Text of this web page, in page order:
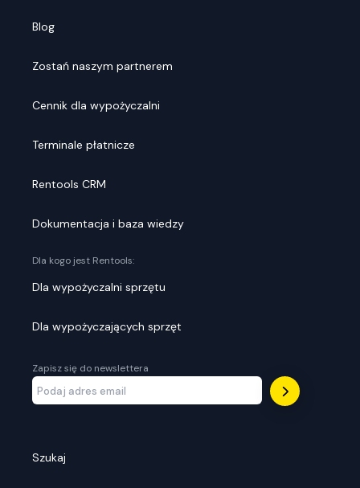
Blog
Zostań naszym partnerem
Cennik dla wypożyczalni
Terminale płatnicze
Rentools CRM
Dokumentacja i baza wiedzy
Dla kogo jest Rentools:
Dla wypożyczalni sprzętu
Dla wypożyczających sprzęt
Zapisz się do newslettera
Szukaj